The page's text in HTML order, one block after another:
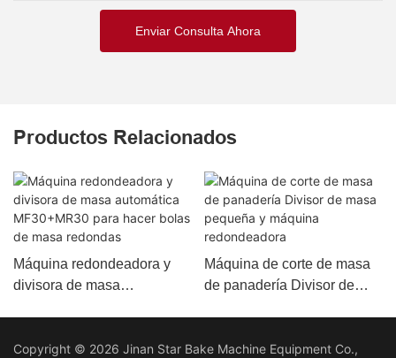
Enviar Consulta Ahora
Productos Relacionados
Máquina redondeadora y
divisora ​​de masa
redondas
Máquina de corte de masa
de panadería Divisor de
Copyright © 2026 Jinan Star Bake Machine Equipment Co.,